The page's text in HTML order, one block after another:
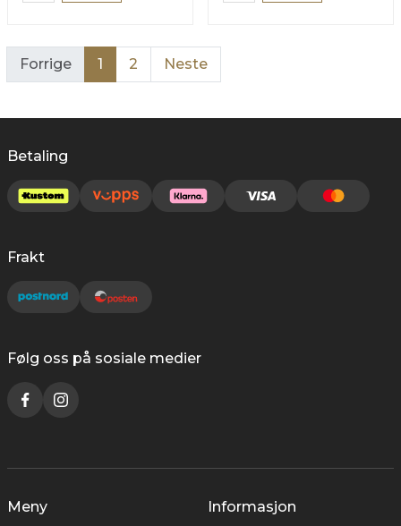
Forrige 1 2 Neste
Betaling
Frakt
Følg oss på sosiale medier
Meny Informasjon